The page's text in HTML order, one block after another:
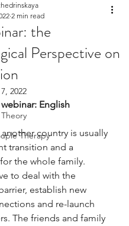
Therapy
the
Perspective on
2 min read
2022
English
country is usually
transition and a
the whole family.
to deal with the
establish new
and re-launch
The friends and family